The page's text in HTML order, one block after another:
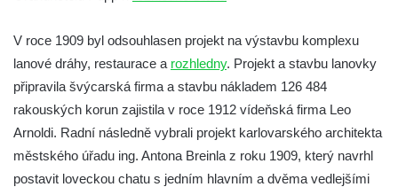
V roce 1909 byl odsouhlasen projekt na výstavbu komplexu
lanové dráhy, restaurace a rozhledny. Projekt a stavbu lanovky
připravila švýcarská firma a stavbu nákladem 126 484
rakouských korun zajistila v roce 1912 vídeňská firma Leo
Arnoldi. Radní následně vybrali projekt karlovarského architekta
městského úřadu ing. Antona Breinla z roku 1909, který navrhl
postavit loveckou chatu s jedním hlavním a dvěma vedlejšími